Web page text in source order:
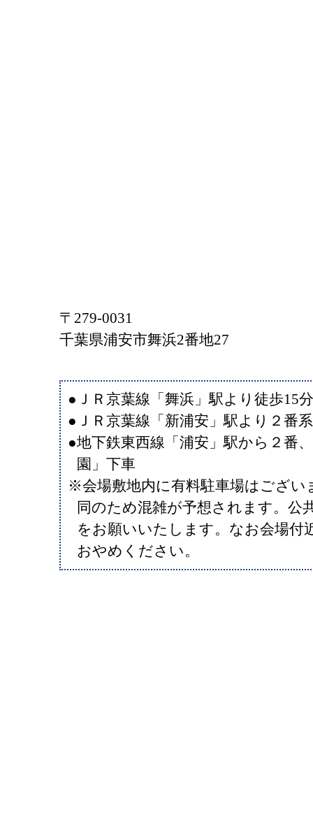
〒279-0031
千葉県浦安市舞浜2番地27
●ＪＲ京葉線「舞浜」駅より徒歩15分
●ＪＲ京葉線「新浦安」駅より２番
●地下鉄東西線「浦安」駅から２番
園」下車
※会場敷地内に有料駐車場はござい
同のため混雑が予想されます。公
をお願いいたします。なお会場付
おやめください。